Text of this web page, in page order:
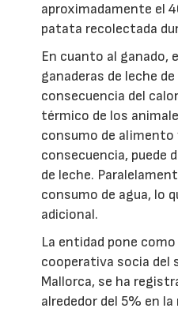
aproximadamente el
patata recolectada
En cuanto al ganado,
ganaderas de leche
consecuencia del
térmico de los
consumo de alimento
consecuencia, puede
de leche.
consumo de agua, lo
adicional.
La entidad pone
cooperativa socia del
Mallorca, se ha
alrededor del 5% en